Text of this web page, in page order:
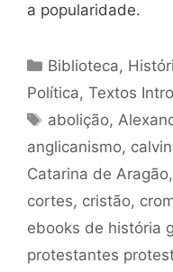
a popularidade.
Categorias
Biblioteca,
Política, Textos
Tags
abolição,
anglicanismo,
Catarina de Aragão,
cortes, cristão,
ebooks de história
protestantes